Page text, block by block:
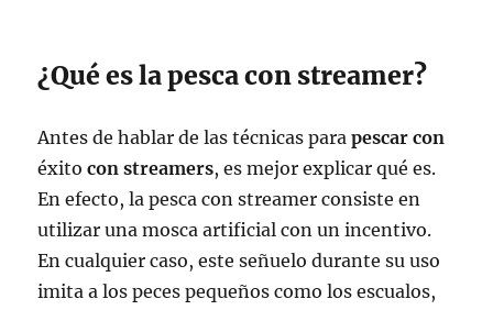
¿Qué es la pesca con streamer?
Antes de hablar de las técnicas parapescar con
éxitocon streamers, es mejor explicar qué es.
En efecto, la pesca con streamer consiste en
utilizar una mosca artificial con un incentivo.
En cualquier caso, este señuelo durante su uso
imita a los peces pequeños como los escualos,